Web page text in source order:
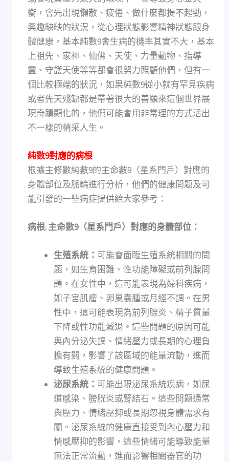
衡，會先出現懶散、疲倦、做什麼都提不起勁，
興趣缺缺的狀況，從心理狀態影響精神狀態跟身
體健康，基本純數9會生病的機率其實不大，基本
上祖先、家神、仙佛、天使、力量動物、指導
靈、守護天使等等都會很努力照顧他們，但有一
個比較極端的狀況，如果純數9從小就有罕見疾病
或者先天殘缺都是帶著很大的善願來這個世界展
現奇蹟顯化的，他們可能會用非常理的方式活出
不一樣的精采人生。
純數9對應的病根
根據主修數純數9的主命數9（星系門戶）對應的
身體部位及脈輪進行分析，他們的健康問題及可
能引發的一些病症提供給大家參考：
病根. 主命數9（星系門戶）對應的身體部位：
生殖系統： 可能會面臨生殖系統相關的問
題，如生育困難、性功能障礙或前列腺問
題。在女性中，這可能表現為婦科疾病，
如子宮肌瘤、卵巢囊腫或月經不調。在男
性中，這可能表現為前列腺炎、精子質量
下降或性功能減退。這些問題的原因可能
與內分泌失調、情緒壓力或長期的心理負
擔有關，影響了該區域的能量流動，進而
導致生殖系統的健康問題。
泌尿系統： 可能出現泌尿系統疾病，如尿
道感染、膀胱炎或腎結石。這些問題通常
與壓力、情緒壓抑或長期忽視身體需求有
關。泌尿系統的健康直接受到內心壓力和
情感壓抑的影響，這些情緒可能導致能量
無法正常流動，進而影響相關器官的功